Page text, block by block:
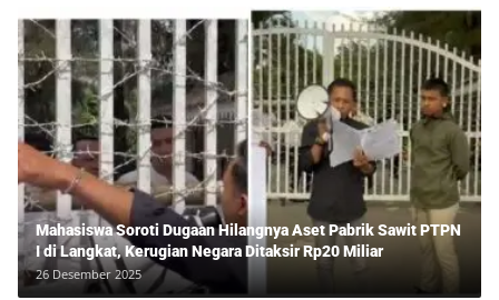
Mahasiswa Soroti Dugaan Hilangnya Aset Pabrik Sawit PTPN
I di Langkat, Kerugian Negara Ditaksir Rp20 Miliar
26 Desember 2025